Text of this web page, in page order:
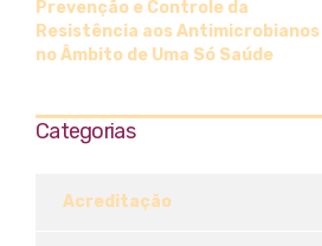
Prevenção e Controle da
Resistência aos Antimicrobianos
no Âmbito de Uma Só Saúde
Categorias
Acreditação